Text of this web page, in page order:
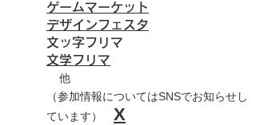
ゲームマーケット
デザインフェスタ
​文ッ字フリマ
文学フリマ
他
（参加情報についてはSNSでお知らせし
ています） X